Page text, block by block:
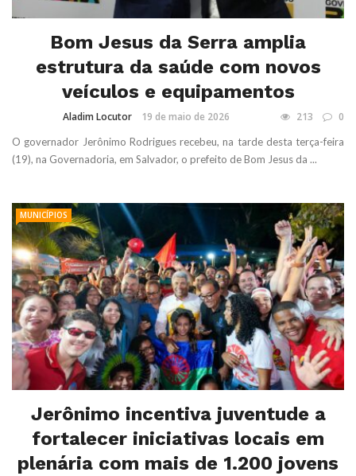
Bom Jesus da Serra amplia
estrutura da saúde com novos
veículos e equipamentos
Aladim Locutor 19 de maio de 2026 213 0
O governador Jerônimo Rodrigues recebeu, na tarde desta terça-feira
(19), na Governadoria, em Salvador, o prefeito de Bom Jesus da ...
MUNICÍPIOS
Jerônimo incentiva juventude a
fortalecer iniciativas locais em
plenária com mais de 1.200 jovens